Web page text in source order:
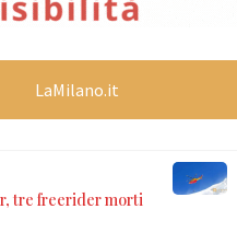
LaMilano.it
tre freerider morti